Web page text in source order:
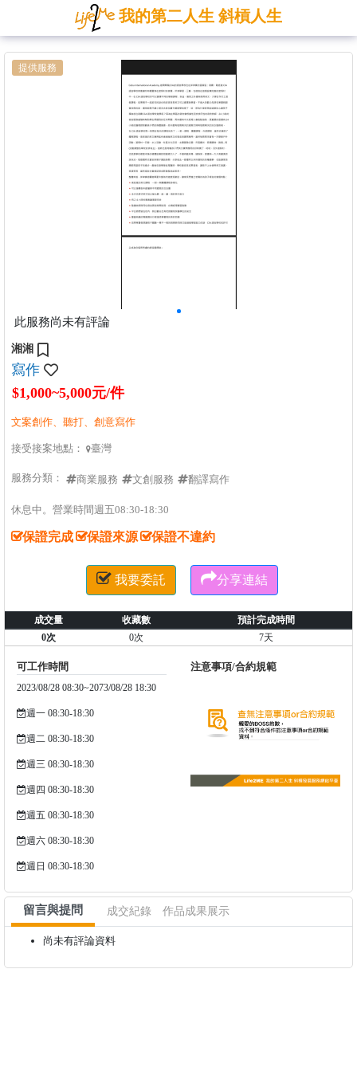
我的第二人生 斜槓人生
提供服務
此服務尚未有評論
湘湘
寫作
$1,000~5,000元/件
文案創作、聽打、創意寫作
接受接案地點： 臺灣
服務分類： 商業服務 文創服務 翻譯寫作
休息中。營業時間週五08:30-18:30
保證完成 保證來源 保證不違約
 我要委託 分享連結
成交量 收藏數
預計完成時間
0次
0次 7天
可工作時間
2023/08/28 08:30~2073/08/28 18:30
週一 08:30-18:30
週二 08:30-18:30
週三 08:30-18:30
週四 08:30-18:30
週五 08:30-18:30
週六 08:30-18:30
週日 08:30-18:30
注意事項/合約規範
留言與提問 成交紀錄 作品成果展示
尚未有評論資料